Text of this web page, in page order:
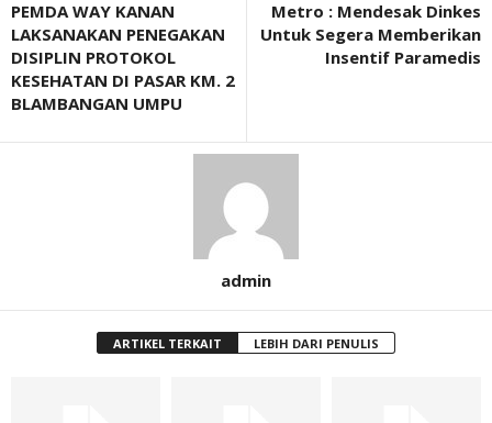
PEMDA WAY KANAN
LAKSANAKAN PENEGAKAN
DISIPLIN PROTOKOL
KESEHATAN DI PASAR KM. 2
BLAMBANGAN UMPU
Metro : Mendesak Dinkes
Untuk Segera Memberikan
Insentif Paramedis
admin
ARTIKEL TERKAIT LEBIH DARI PENULIS